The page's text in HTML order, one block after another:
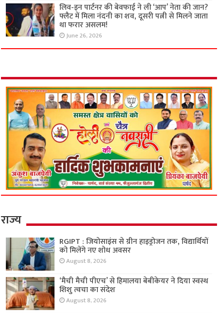
लिव-इन पार्टनर की बेवफाई ने ली ‘आप’ नेता की जान?
फ्लैट में मिला नंदनी का शव, दूसरी पत्नी से मिलने जाता
था फरार असलम!
June 26, 2026
राज्य
RGIPT : जियोसाइंस से ग्रीन हाइड्रोजन तक, विद्यार्थियों
को मिलेंगे नए शोध अवसर
August 8, 2026
‘मैची मैची पीएच’ से हिमालया बेबीकेयर ने दिया स्वस्थ
शिशु त्वचा का संदेश
August 8, 2026